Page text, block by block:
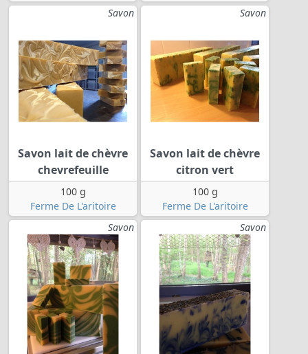
Savon
Savon lait de chèvre
chevrefeuille
100 g
Ferme De L'aritoire
Savon
Savon lait de chèvre
citron vert
100 g
Ferme De L'aritoire
Savon
Savon